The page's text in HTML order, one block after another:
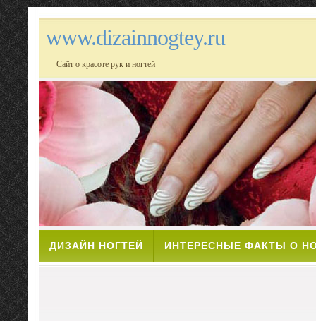
www.dizainnogtey.ru
Сайт о красоте рук и ногтей
ДИЗАЙН НОГТЕЙ ИНТЕРЕСНЫЕ ФАКТЫ О